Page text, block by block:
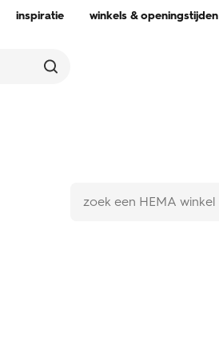
inspiratie winkels & openingstijden